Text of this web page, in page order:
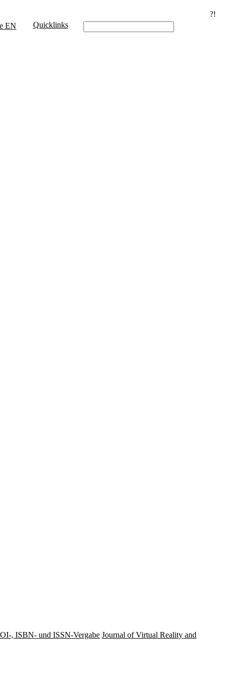
?!
EN Quicklinks
, ISBN- und ISSN-Vergabe Journal of Virtual Reality and